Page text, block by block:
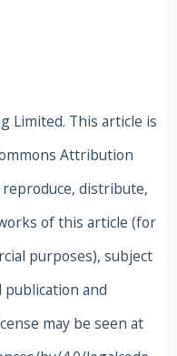
Limited. This article is
Attribution
reproduce, distribute,
of this article (for
purposes), subject
and
may be seen at